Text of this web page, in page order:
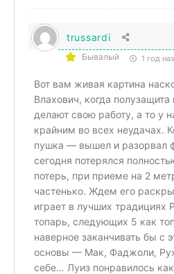
trussardi
Бывалый 1 год
Вот вам живая картина
Влахович, когда
делают свою работу, а то у
крайним во всех неудачах.
пушка — вышел и разорвал
сегодня потерялся
потерь, при приеме на 2
частенько. Ждем его
играет в лучших традициях
топарь, следующих 5 как
наверное заканчивать бы с
основы — Мак, Фаджоли,
себе… Луиз понравилось